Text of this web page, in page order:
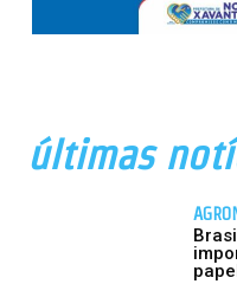
últimas